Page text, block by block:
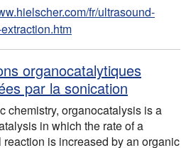
fr/ultrasound-
organocatalytiques
par la sonication
chemistry, organocatalysis is a
in which the rate of a
reaction is increased by an organic